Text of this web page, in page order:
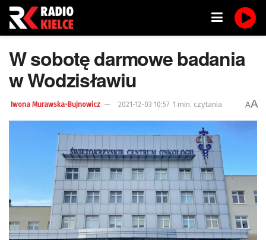
W sobotę darmowe badania
w Wodzisławiu
Iwona Murawska-Bujnowicz 2021-12-03 10:57 1 min. czytania AA